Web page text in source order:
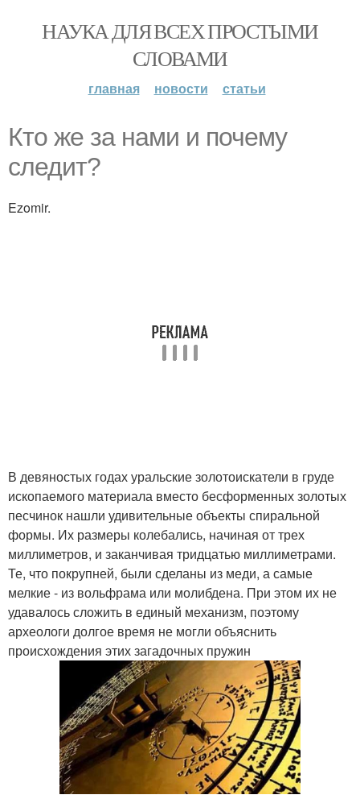
НАУКА ДЛЯ ВСЕХ ПРОСТЫМИ
СЛОВАМИ
главная новости статьи
Кто же за нами и почему
следит?
Ezomir.
В девяностых годах уральские золотоискатели в груде
ископаемого материала вместо бесформенных золотых
песчинок нашли удивительные объекты спиральной
формы. Их размеры колебались, начиная от трех
миллиметров, и заканчивая тридцатью миллиметрами.
Те, что покрупней, были сделаны из меди, а самые
мелкие - из вольфрама или молибдена. При этом их не
удавалось сложить в единый механизм, поэтому
археологи долгое время не могли объяснить
происхождения этих загадочных пружин